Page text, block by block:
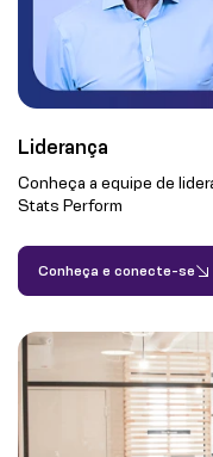
Liderança
Conheça a equipe de
Stats Perform
Conheça e conecte-se